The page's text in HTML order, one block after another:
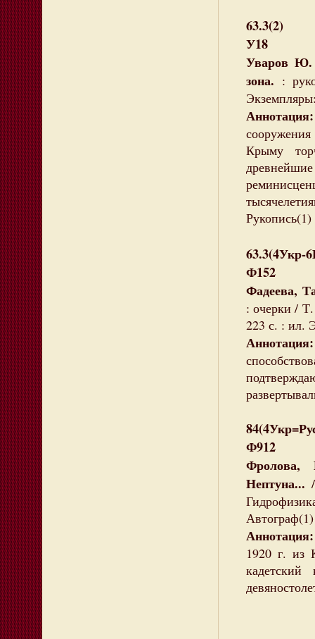
63.3(2)
У18
Уваров Ю.
зона. :
Аннотация:
Крыму
Рукопись(1)
63.3(4Укр-
Ф152
Фадеева,
: очерки /
223 с. : ил.
Аннотация:
Ф912
Фролова,
Нептуна...
Автограф(1)
Аннотация:
1920 г. из